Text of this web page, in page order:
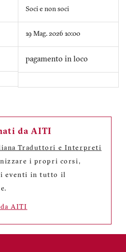
Soci e non soci
19 Mag. 2026 10:00
pagamento in loco
da AITI
Traduttori e Interpreti
i propri corsi,
eventi in tutto il
AITI